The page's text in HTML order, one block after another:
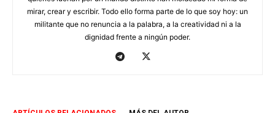
mirar, crear y escribir. Todo ello forma parte de lo que soy hoy: un
militante que no renuncia a la palabra, a la creatividad ni a la
dignidad frente a ningún poder.